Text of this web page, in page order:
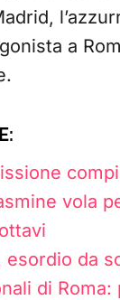
a
vola
esordio da
di Roma: